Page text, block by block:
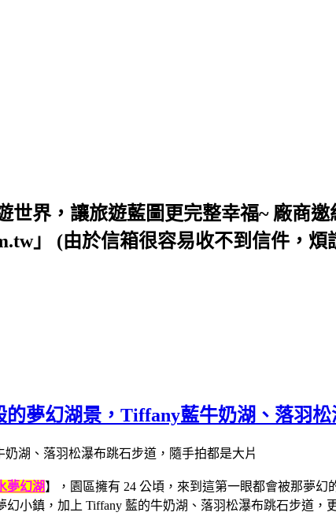
界，讓旅遊藍圖更完整幸福~ 廠商邀
」 (由於信箱很容易收不到信件，
夢幻湖景，Tiffany藍牛奶湖、落羽
夢幻湖】，園區擁有 24 公頃，來到這第一眼都會被那夢
小鎮，加上 Tiffany 藍的牛奶湖、落羽松瀑布跳石步道